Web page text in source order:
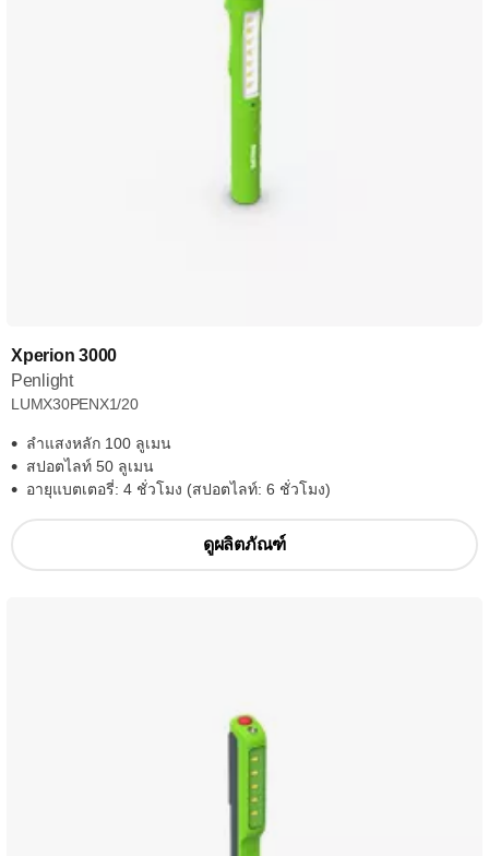
Xperion 3000
Penlight
LUMX30PENX1/20
ลำแสงหลัก 100 ลูเมน
สปอตไลท์ 50 ลูเมน
อายุแบตเตอรี่: 4 ชั่วโมง (สปอตไลท์: 6 ชั่วโมง)
ดูผลิตภัณฑ์